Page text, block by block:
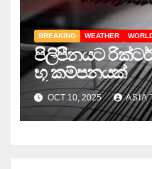
BREAKING WEATHER
පිලිපීනයට රික්ටර්
භූ කම්පනයක්
OCT 10, 2025 ASIA